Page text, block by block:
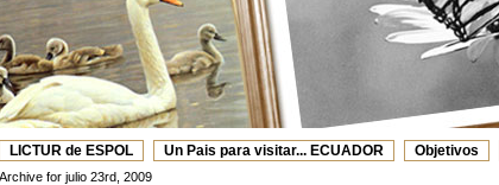
LICTUR de ESPOL Un Pais para visitar... ECUADOR Objetivos
Web's Recomendadas
Archive for julio 23rd, 2009